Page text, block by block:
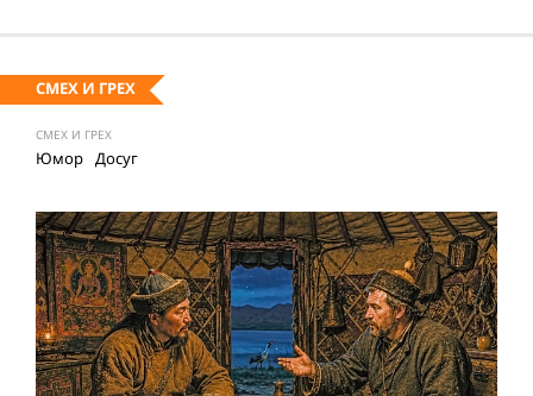
СМЕХ И ГРЕХ
СМЕХ И ГРЕХ
Юмор Досуг